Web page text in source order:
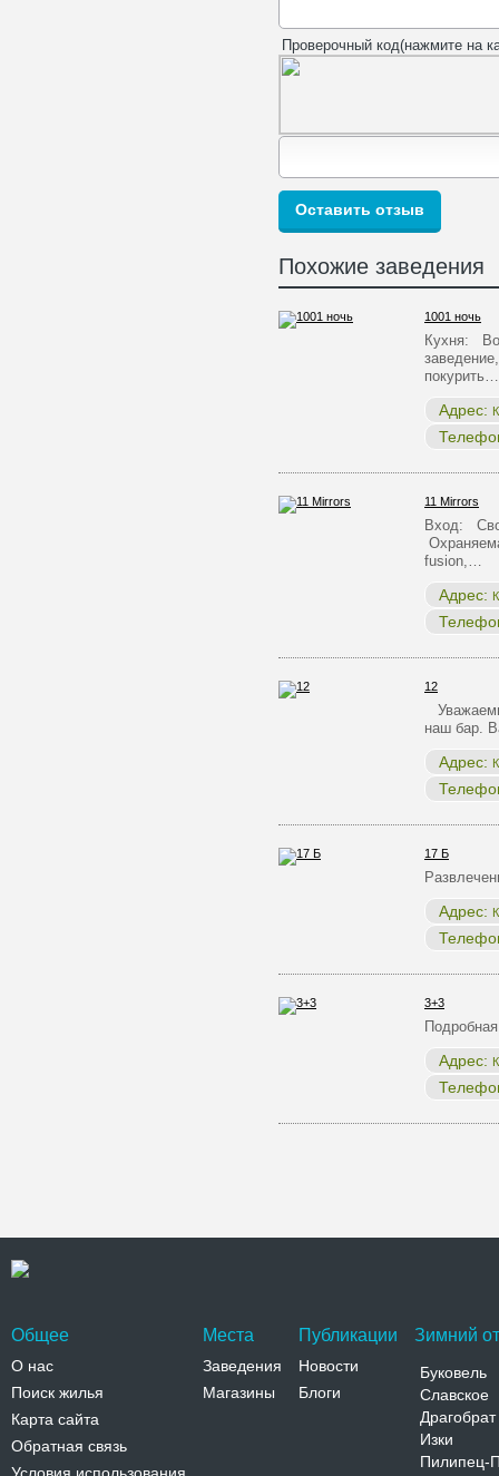
Проверочный код(нажмите на
Похожие заведения
1001 ночь
Кухня:
покурить…
Адрес:
11 Mirrors
Вход:
fusion,…
Адрес:
12
наш бар.
Адрес:
17 Б
Адрес:
3+3
Адрес:
Общее
О нас
Поиск жилья
Карта сайта
Обратная связь
Места
Заведения
Магазины
Публикации
Новости
Блоги
Зимний
Буковель
Славское
Драгобрат
Изки
Пилипец-